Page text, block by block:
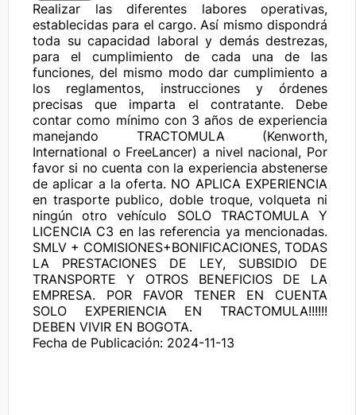
Realizar las diferentes labores operativas,
establecidas para el cargo. Así mismo dispondrá
toda su capacidad laboral y demás destrezas,
para el cumplimiento de cada una de las
funciones, del mismo modo dar cumplimiento a
los reglamentos, instrucciones y órdenes
precisas que imparta el contratante. Debe
contar como mínimo con 3 años de experiencia
manejando TRACTOMULA (Kenworth,
International o FreeLancer) a nivel nacional, Por
favor si no cuenta con la experiencia abstenerse
de aplicar a la oferta. NO APLICA EXPERIENCIA
en trasporte publico, doble troque, volqueta ni
ningún otro vehículo SOLO TRACTOMULA Y
LICENCIA C3 en las referencia ya mencionadas.
SMLV + COMISIONES+BONIFICACIONES, TODAS
LA PRESTACIONES DE LEY, SUBSIDIO DE
TRANSPORTE Y OTROS BENEFICIOS DE LA
EMPRESA. POR FAVOR TENER EN CUENTA
SOLO EXPERIENCIA EN TRACTOMULA!!!!!!
DEBEN VIVIR EN BOGOTA.
Fecha de Publicación: 2024-11-13